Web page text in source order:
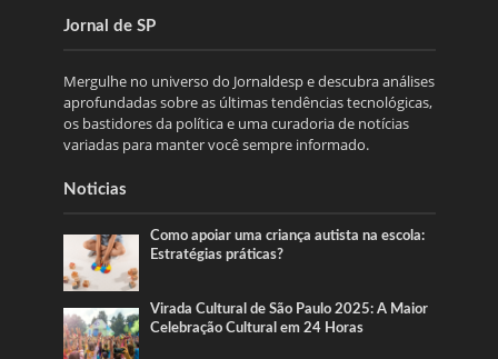
Jornal de SP
Mergulhe no universo do Jornaldesp e descubra análises
aprofundadas sobre as últimas tendências tecnológicas,
os bastidores da política e uma curadoria de notícias
variadas para manter você sempre informado.
Noticias
Como apoiar uma criança autista na escola:
Estratégias práticas?
Virada Cultural de São Paulo 2025: A Maior
Celebração Cultural em 24 Horas